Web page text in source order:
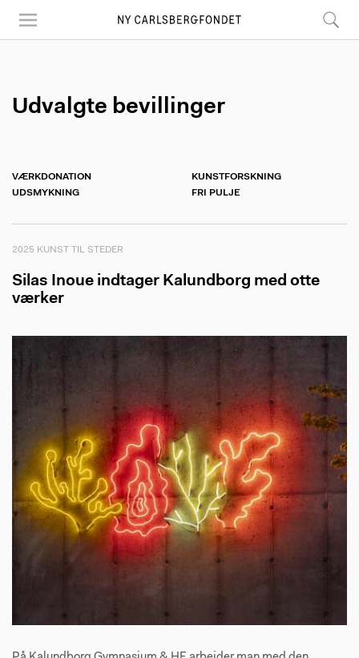
main
Udvalgte bevillinger
VÆRKDONATION
UDSMYKNING
KUNSTFORSKNING
FRI PULJE
2025 KUNST TIL STEDER
Silas Inoue indtager Kalundborg med otte
værker